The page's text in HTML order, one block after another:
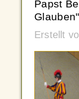
Papst
Erstellt